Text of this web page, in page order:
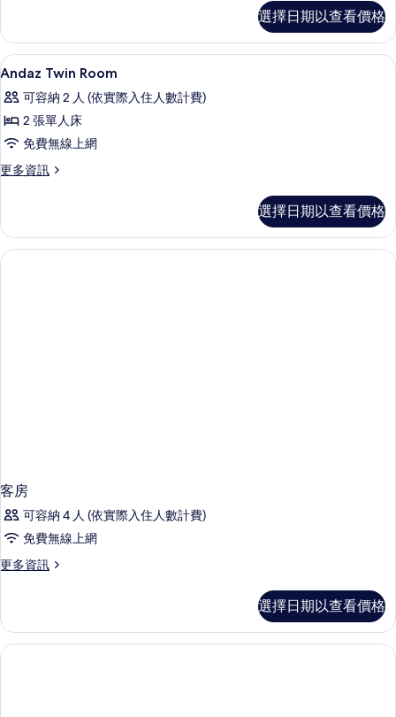
人
床,
城
市
景
觀
(High
所
有
1
張
特
雙
人
城
市
景
Floor)
詳
選擇日期以查看價格
顯
示
Andaz
Twin
Room
的
相
片
高級寢具、客房內保險箱、書桌、隔音
6
Andaz Twin Room
可容納 2 人 (依實際入住人數計費)
2 張單人床
免費無線上網
更多資訊
更
Room
的
詳
選擇日期以查看價格
客房
可容納 4 人 (依實際入住人數計費)
免費無線上網
更多資訊
更
的
詳
情
選擇日期以查看價格